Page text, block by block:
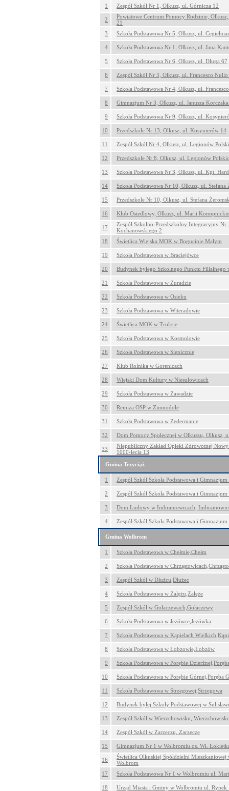
1 Zespół Szkół Nr 1, Olkusz, ul. Górnicza 12
2
Powiatowe Centrum Pomocy Rodzinie, Olkusz,
21
3
Szkoła Podstawowa Nr 5, Olkusz, ul.
4 Szkoła Podstawowa Nr 1, Olkusz, ul. Jana
5 Szkoła Podstawowa Nr 6, Olkusz, ul. Długa 67
6 Zespół Szkół Nr 3, Olkusz, ul. Francesco
7 Szkoła Podstawowa Nr 4, Olkusz, ul.
8 Gimnazjum Nr 3, Olkusz, ul. Janusza
9 Szkoła Podstawowa Nr 9, Olkusz, ul.
10 Przedszkole Nr 13, Olkusz, ul. Kosynierów 14
11 Zespół Szkół Nr 4, Olkusz, ul. Legionów
12 Przedszkole Nr 8, Olkusz, ul. Legionów
13 Szkoła Podstawowa Nr 3, Olkusz, ul. Kpt.
14 Szkoła Podstawowa Nr 10, Olkusz, ul. Stefana
15 Przedszkole Nr 10, Olkusz, ul. Stefana
16 Klub Osiedlowy, Olkusz, ul. Marii
17
Zespół Szkolno-Przedszkolny Integracyjny Nr
Kochanowskiego 2
18
Świetlica Wiejska MOK w Bogucinie Małym
19 Szkoła Podstawowa w Braciejówce
20 Budynek byłego Szkolnego Punktu Filialnego
21 Szkoła Podstawowa w Żuradzie
22 Szkoła Podstawowa w Osieku
23 Szkoła Podstawowa w Witeradowie
24 Świetlica MOK w Troksie
25 Szkoła Podstawowa w Kosmolowie
26 Szkoła Podstawowa w Sienicznie
27 Klub Rolnika w Gorenicach
28 Wiejski Dom Kultury w Niesułowicach
29 Szkoła Podstawowa w Zawadzie
30 Remiza OSP w Zimnodole
31 Szkoła Podstawowa w Zedermanie
32 Dom Pomocy Społecznej w Olkuszu, Olkusz,
33
Niepubliczny Zakład Opieki Zdrowotnej
1000-lecia 13
Gmina Trzyciąż
1 Zespół Szkół Szkoła Podstawowa i
2 Zespół Szkół Szkoła Podstawowa i
3 Dom Ludowy w Imbramowicach,
4 Zespół Szkół Szkoła Podstawowa i
Gmina Wolbrom
1 Szkoła Podstawowa w Chełmie,Chełm
2 Szkoła Podstawowa w
3 Zespół Szkół w Dłużcu,Dłużec
4 Szkoła Podstawowa w Załężu,Załęże
5 Zespół Szkół w Gołaczewach,Gołaczewy
6 Szkoła Podstawowa w Jeżówce,Jeżówka
7 Szkoła Podstawowa w Kąpielach
8 Szkoła Podstawowa w Łobzowie,Łobzów
9 Szkoła Podstawowa w Porębie
10 Szkoła Podstawowa w Porębie Górnej,Poręba
11 Szkoła Podstawowa w Strzegowej,Strzegowa
12 Budynek byłej Szkoły Podstawowej w
13 Zespół Szkół w Wierzchowisku,
14 Zespół Szkół w Zarzeczu, Zarzecze
15 Gimnazjum Nr 1 w Wolbromiu os. Wł.
16
Świetlica Olkuskiej Spółdzielni
Wolbrom
17
Szkoła Podstawowa Nr 1 w Wolbromiu ul.
18 Urząd Miasta i Gminy w Wolbromiu ul. Rynek